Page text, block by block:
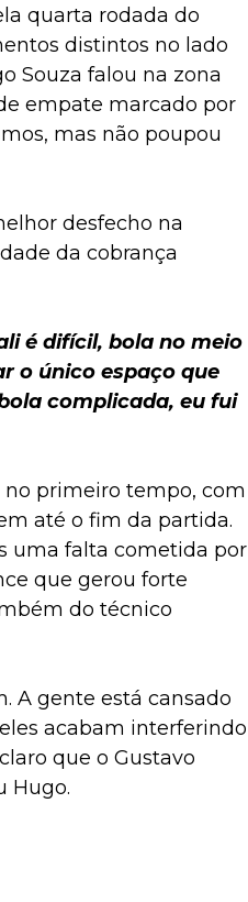
quarta rodada do
distintos no lado
Souza falou na zona
empate marcado por
mas não poupou
desfecho na
da cobrança
é difícil, bola no meio
o único espaço que
complicada, eu fui
primeiro tempo, com
até o fim da partida.
uma falta cometida por
que gerou forte
do técnico
A gente está cansado
acabam interferindo
que o Gustavo
Hugo.